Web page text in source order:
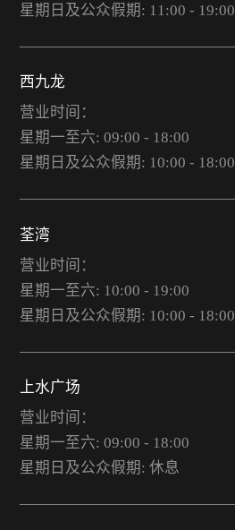
星期日及公众假期: 11:00 - 19:00
西九龙
营业时间：
星期一至六: 09:00 - 18:00
星期日及公众假期: 10:00 - 18:00
荃湾
营业时间：
星期一至六: 10:00 - 19:00
星期日及公众假期: 10:00 - 18:00
上水广场
营业时间：
星期一至六: 09:00 - 18:00
星期日及公众假期: 休息